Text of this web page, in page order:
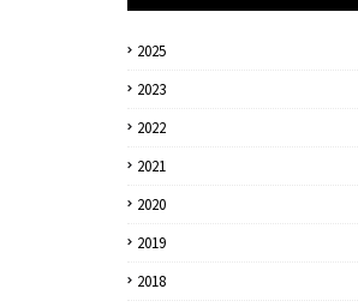
2025
2023
2022
2021
2020
2019
2018